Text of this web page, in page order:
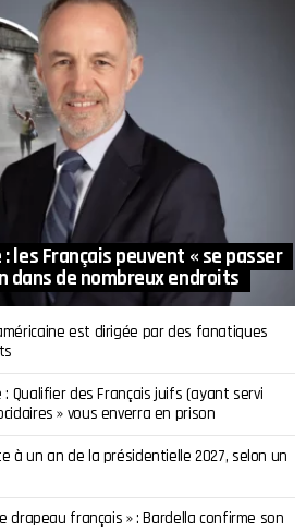
les Français peuvent « se passer
dans de nombreux endroits
est dirigée par des fanatiques
: Qualifier des Français juifs (ayant servi
» vous enverra en prison
à un an de la présidentielle 2027, selon un
drapeau français » : Bardella confirme son